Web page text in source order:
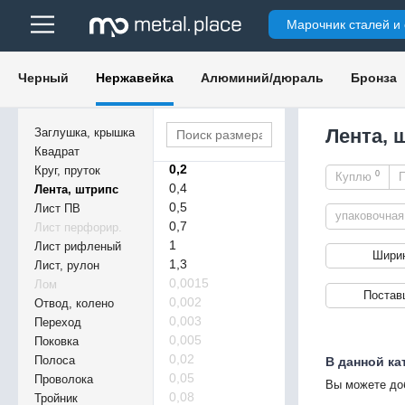
Марочник сталей и
Черный Нержавейка Алюминий/дюраль Бронза
Заглушка, крышка
Квадрат
Круг, пруток
Лента, штрипс
Лист ПВ
Лист перфорир.
Лист рифленый
Лист, рулон
Лом
Отвод, колено
Переход
Поковка
Полоса
Проволока
Тройник
0,01
0,03
0,2
0,4
0,5
0,7
1
1,3
0,0015
0,002
0,003
0,005
0,02
0,05
0,08
Лента,
Куплю 0
В данной
Вы можете